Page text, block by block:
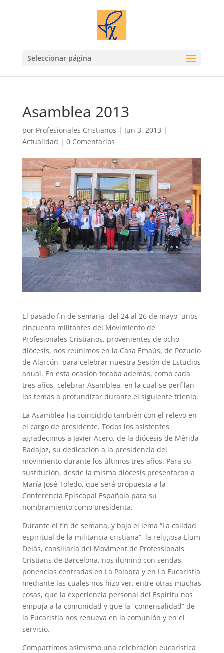
Seleccionar página
Asamblea 2013
por Profesionales Cristianos | Jun 3, 2013 |
Actualidad | 0 Comentarios
El pasado fin de semana, del 24 al 26 de mayo, unos
cincuenta militantes del Movimiento de
Profesionales Cristianos, provenientes de ocho
diócesis, nos reunimos en la Casa Emaús, de Pozuelo
de Alarcón, para celebrar nuestra Sesión de Estudios
anual. En esta ocasión tocaba además, como cada
tres años, celebrar Asamblea, en la cual se perfilan
los temas a profundizar durante el siguiente trienio.
La Asamblea ha coincidido también con el relevo en
el cargo de presidente. Todos los asistentes
agradecimos a Javier Acero, de la diócesis de Mérida-
Badajoz, su dedicación a la presidencia del
movimiento durante los últimos tres años. Para su
sustitución, desde la misma diócesis presentaron a
María José Toledo, que será propuesta a la
Conferencia Episcopal Española para su
nombramiento como presidenta.
Durante el fin de semana, y bajo el lema “La calidad
espiritual de la militancia cristiana”, la religiosa Llum
Delás, consiliaria del Moviment de Professionals
Cristians de Barcelona, nos iluminó con sendas
ponencias centradas en La Palabra y en La Eucaristía
mediante las cuales nos hizo ver, entre otras muchas
cosas, que la experiencia personal del Espíritu nos
empuja a la comunidad y que la “comensalidad” de
la Eucaristía nos renueva en la comunión y en el
servicio.
Compartimos asimismo una celebración eucarística